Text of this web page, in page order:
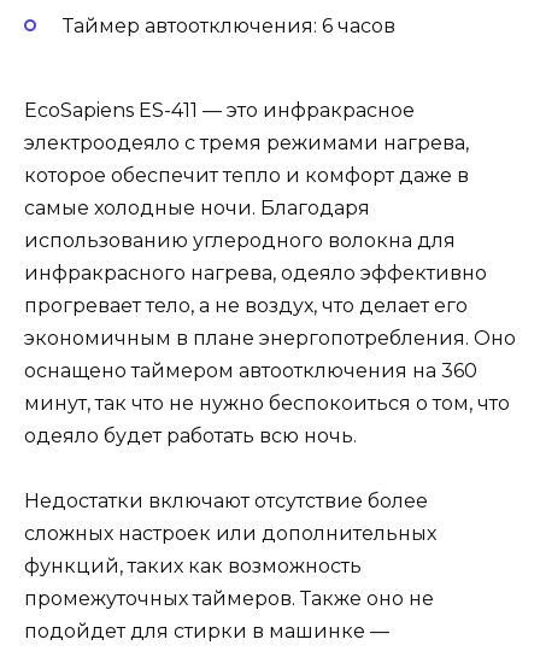
Таймер автоотключения: 6 часов
EcoSapiens ES-411 — это инфракрасное
электроодеяло с тремя режимами нагрева,
которое обеспечит тепло и комфорт даже в
самые холодные ночи. Благодаря
использованию углеродного волокна для
инфракрасного нагрева, одеяло эффективно
прогревает тело, а не воздух, что делает его
экономичным в плане энергопотребления. Оно
оснащено таймером автоотключения на 360
минут, так что не нужно беспокоиться о том, что
одеяло будет работать всю ночь.
Недостатки включают отсутствие более
сложных настроек или дополнительных
функций, таких как возможность
промежуточных таймеров. Также оно не
подойдет для стирки в машинке —